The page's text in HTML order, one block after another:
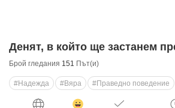
Денят, в който ще застанем
Брой гледания 151 Път(и)
#Надежда #Вяра #Праведно поведение
감